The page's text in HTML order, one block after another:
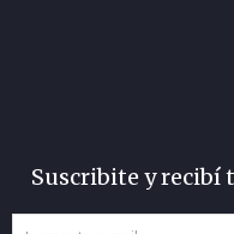
Suscribite y recibí